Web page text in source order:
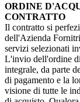
ORDINE
CONTRATTO
Il contratto si
dell'Azienda
servizi selezionati
L'invio dell'ordine
integrale, da parte
di pagamento e la
visione di tutte le